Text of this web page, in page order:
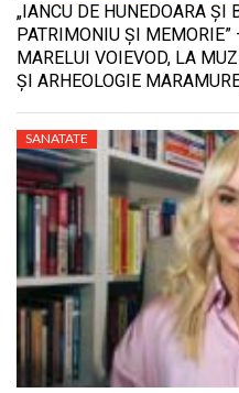
„IANCU DE HUNEDOARA ȘI
PATRIMONIU ȘI
MARELUI VOIEVOD, LA
ȘI ARHEOLOGIE
SANATATE